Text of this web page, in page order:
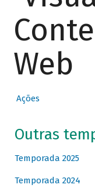
Web
Ações
Outras
Temporada 2025
Temporada 2024